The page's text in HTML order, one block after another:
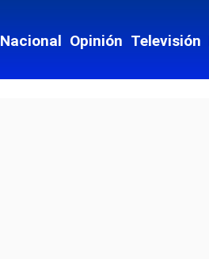
Nacional Opinión Televisión